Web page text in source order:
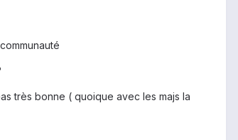
très bonne ( quoique avec les majs la